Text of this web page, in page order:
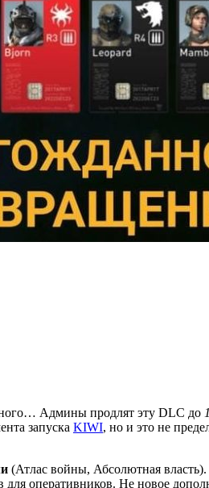
Админы продлят эту DLC до
запуска KIWI, но и это не
(Атлас войны, Абсолютная
для оперативников. Не новое